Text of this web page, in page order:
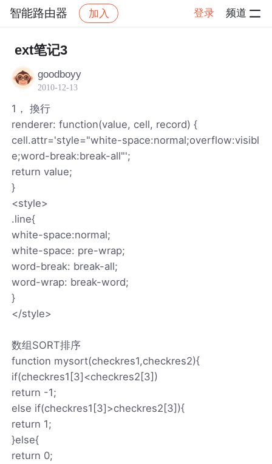
智能路由器 加入 登录 频道
社区 智能路由器
ext笔记3
goodboyy
2010-12-13
1， 換行
renderer: function(value, cell, record) {
cell.attr='style="white-space:normal;overflow:visibl
e;word-break:break-all"';
return value;
}
<style>
.line{
white-space:normal;
white-space: pre-wrap;
word-break: break-all;
word-wrap: break-word;
}
</style>
数组SORT排序
function mysort(checkres1,checkres2){
if(checkres1[3]<checkres2[3])
return -1;
else if(checkres1[3]>checkres2[3]){
return 1;
}else{
return 0;